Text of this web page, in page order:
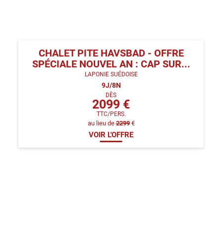
CHALET PITE HAVSBAD - OFFRE
SPÉCIALE NOUVEL AN : CAP SUR...
LAPONIE SUÉDOISE
9J/8N
DÈS
2099 €
TTC/PERS.
au lieu de2299€
VOIR L'OFFRE